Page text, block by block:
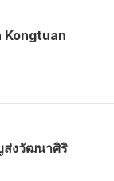
Kongtuan
งวัฒนาศิริ